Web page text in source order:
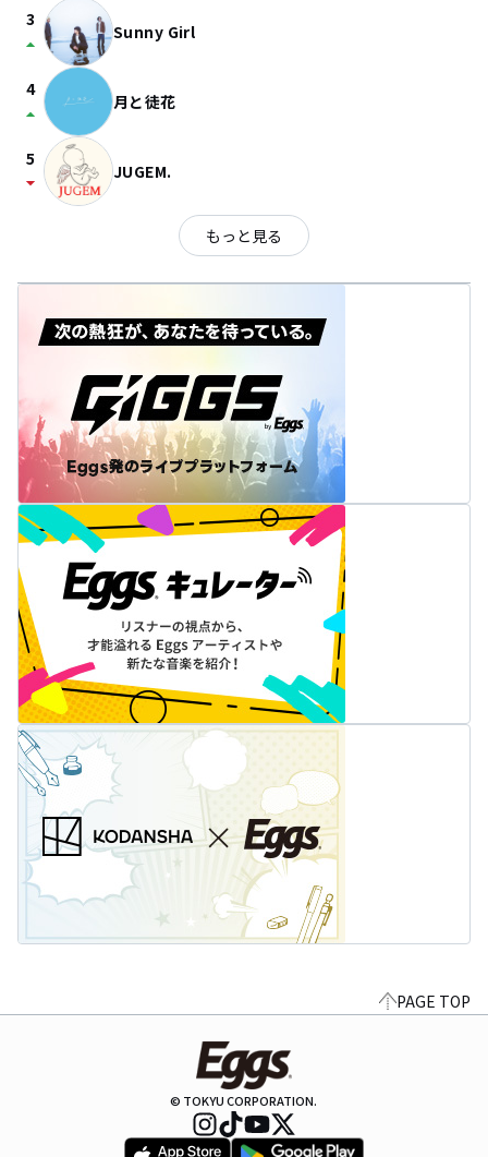
3
arrow_drop_up Sunny Girl
4
arrow_drop_up 月と徒花
5
arrow_drop_down JUGEM.
もっと見る
PAGE TOP
© TOKYU CORPORATION.